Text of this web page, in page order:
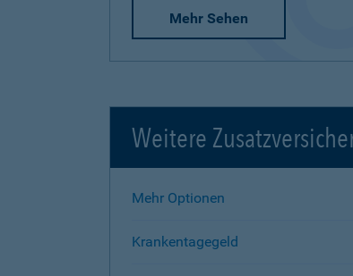
Mehr Sehen
Weitere
Mehr Optionen
Krankentagegeld